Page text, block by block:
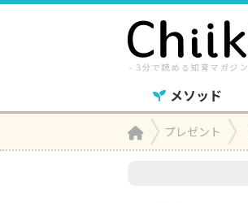
メソッド
Homeプレゼント